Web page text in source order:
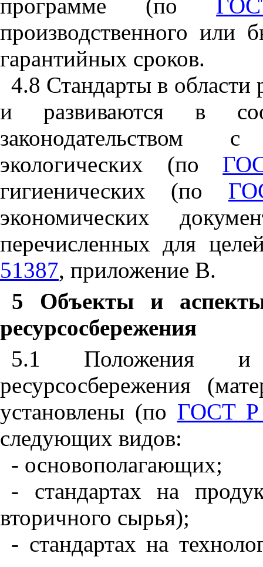
программе (по
производственного или
гарантийных сроков.
4.8 Стандарты в области
и развиваются в
законодательством
экологических (по
гигиенических (по
экономических
перечисленных для
51387, приложение В.
5 Объекты и
ресурсосбережения
5.1 Положения и
ресурсосбережения
установлены (по ГОСТ Р
следующих видов:
- основополагающих;
- стандартах на
вторичного сырья);
- стандартах на